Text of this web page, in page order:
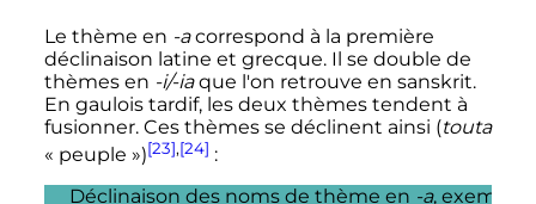
Le thème en -acorrespond à la première
déclinaison latine et grecque. Il se double de
thèmes en -i/-iaque l'on retrouve en sanskrit.
En gaulois tardif, les deux thèmes tendent à
fusionner. Ces thèmes se déclinent ainsi (touta
« peuple »)[23],[24] :
Déclinaison des noms de thème en -a, exemple